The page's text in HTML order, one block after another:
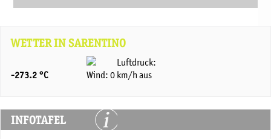
WETTER IN SARENTINO
-273.2 °C
Luftdruck:
Wind: 0 km/h aus
INFOTAFEL